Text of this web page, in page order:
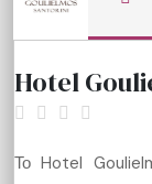
Hotel
Το Hotel